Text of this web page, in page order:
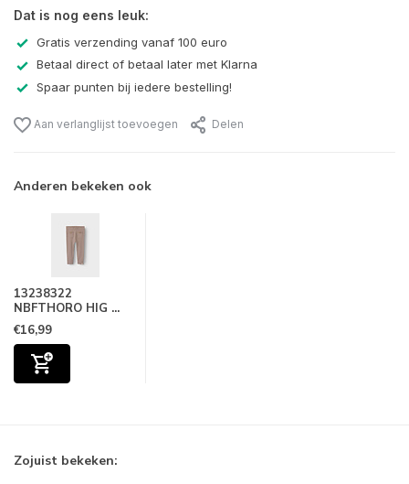
Dat is nog eens leuk:
Gratis verzending vanaf 100 euro
Betaal direct of betaal later met Klarna
Spaar punten bij iedere bestelling!
Aan verlanglijst toevoegen Delen
Anderen bekeken ook
13238322
NBFTHORO HIG ...
€16,99
Zojuist bekeken: